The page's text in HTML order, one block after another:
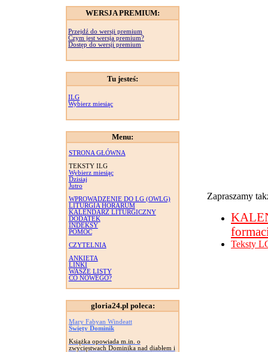
WERSJA PREMIUM:
Przejdź do wersji premium
Czym jest wersja premium?
Dostęp do wersji premium
Tu jesteś:
ILG
Wybierz miesiąc
Menu:
STRONA GŁÓWNA
TEKSTY ILG
Wybierz miesiąc
Dzisiaj
Jutro
WPROWADZENIE DO LG (OWLG)
LITURGIA HORARUM
KALENDARZ LITURGICZNY
DODATEK
INDEKSY
POMOC
CZYTELNIA
ANKIETA
LINKI
WASZE LISTY
CO NOWEGO?
gloria24.pl poleca:
Mary Fabyan Windeatt
Święty Dominik
Książka opowiada m.in. o
zwycięstwach Dominika nad diabłem i
Zapraszamy
Teksty